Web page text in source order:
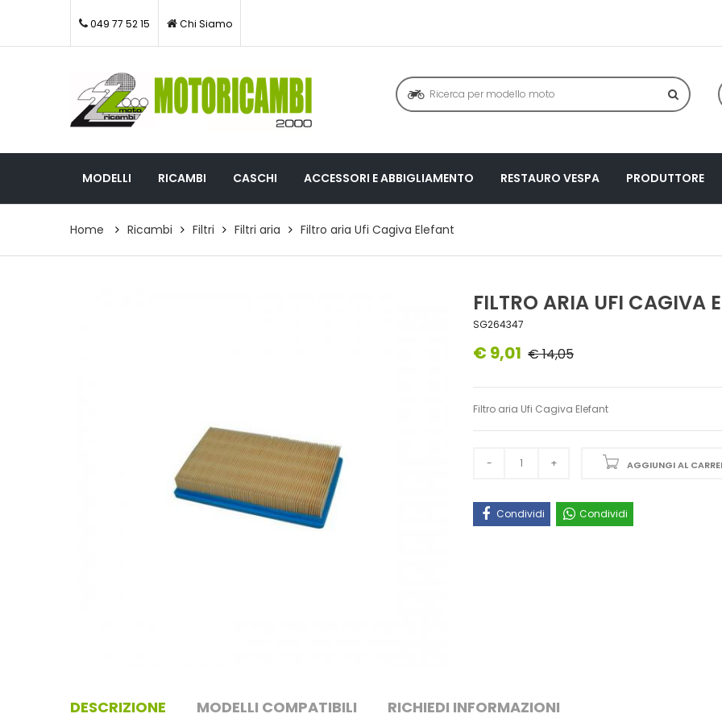
049 77 52 15 Chi Siamo
MODELLI RICAMBI CASCHI ACCESSORI E ABBIGLIAMENTO RESTAURO VESPA PRODUTTORE
Home Ricambi Filtri Filtri aria Filtro aria Ufi Cagiva Elefant
FILTRO ARIA UFI CAGIVA
SG264347
€ 9,01 € 14,05
Filtro aria Ufi Cagiva Elefant
AGGIUNGI AL
Condividi Condividi
DESCRIZIONE MODELLI COMPATIBILI RICHIEDI INFORMAZIONI